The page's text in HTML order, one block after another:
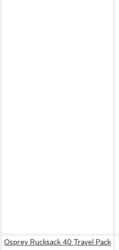
Osprey Rucksack 40 Travel Pack